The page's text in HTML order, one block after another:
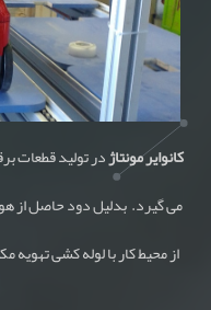
کانوایر مونتاژدر تولید قطعات
می گیرد. بدلیل دود حاصل از
از محیط کار با لوله کشی تهویه